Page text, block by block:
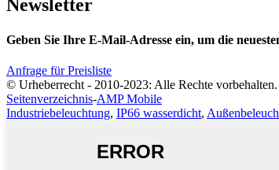
Newsletter
Geben Sie Ihre E-Mail-Adresse ein, um die
Anfrage für Preisliste
© Urheberrecht - 2010-2023: Alle Rechte vorbehalten.
Seitenverzeichnis-AMP Mobile
Industriebeleuchtung, IP66 wasserdicht,